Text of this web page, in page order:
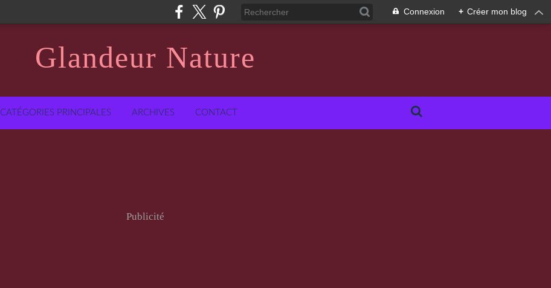
Connexion + Créer mon blog
Glandeur Nature
CATÉGORIES PRINCIPALES ARCHIVES CONTACT
Publicité